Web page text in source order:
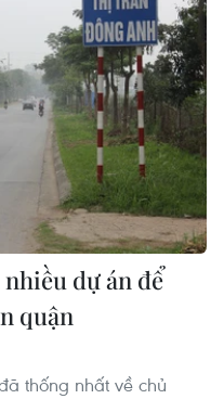
dự án để
quận
thống nhất về chủ